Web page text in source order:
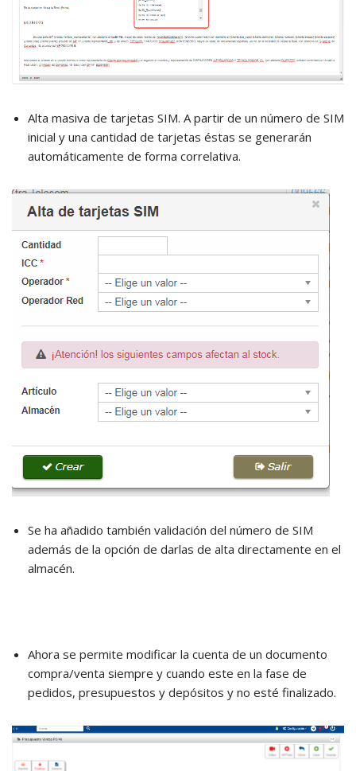
Alta masiva de tarjetas SIM. A partir de un número de SIM
inicial y una cantidad de tarjetas éstas se generarán
automáticamente de forma correlativa.
Se ha añadido también validación del número de SIM
además de la opción de darlas de alta directamente en el
almacén.
Ahora se permite modificar la cuenta de un documento
compra/venta siempre y cuando este en la fase de
pedidos, presupuestos y depósitos y no esté finalizado.